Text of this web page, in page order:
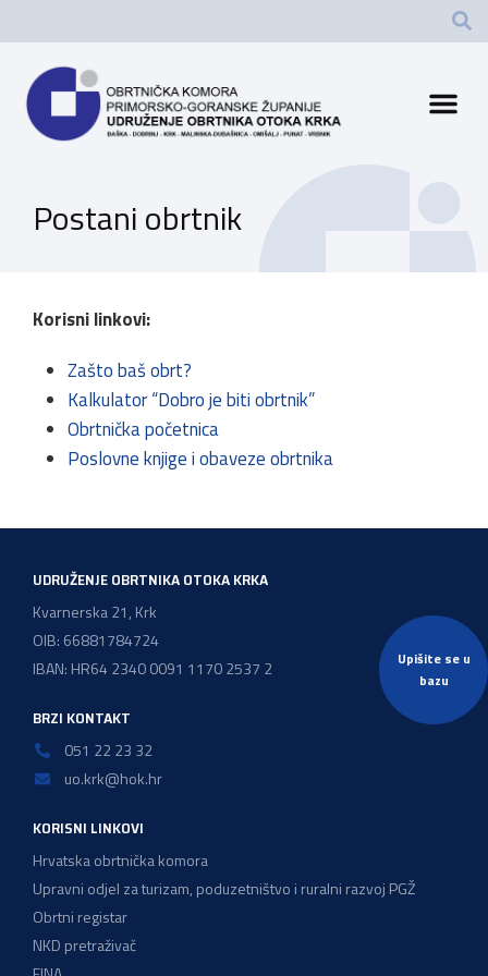
Upišite se u
bazu
Postani obrtnik
Korisni linkovi:
Zašto baš obrt?
Kalkulator “Dobro je biti obrtnik”
Obrtnička početnica
Poslovne knjige i obaveze obrtnika
UDRUŽENJE OBRTNIKA OTOKA KRKA
Kvarnerska 21, Krk
OIB: 66881784724
IBAN: HR64 2340 0091 1170 2537 2
BRZI KONTAKT
051 22 23 32
uo.krk@hok.hr
KORISNI LINKOVI
Hrvatska obrtnička komora
Upravni odjel za turizam, poduzetništvo i ruralni razvoj PGŽ
Obrtni registar
NKD pretraživač